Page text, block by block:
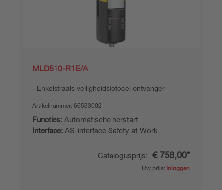
MLD510-R1E/A
Enkelstraals veiligheidsfotocel ontvanger
Artikelnummer: 66533002
Functies: Automatische herstart
Interface: AS-interface Safety at Work
Catalogusprijs: € 758,00*
Uw prijs: Inloggen